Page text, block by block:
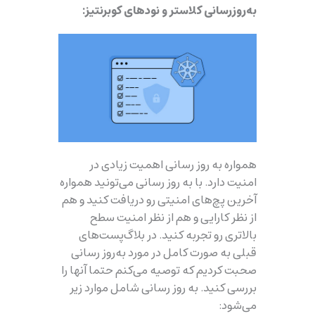
به‌روزرسانی کلاستر و نودهای کوبرنتیز:
همواره به روز رسانی اهمیت زیادی در
امنیت دارد. با به روز رسانی می‌تونید همواره
آخرین پچ‌های امنیتی رو دریافت کنید و هم
از نظر کارایی و هم از نظر امنیت سطح
بالاتری رو تجربه کنید. در بلاگ‌پست‌های
قبلی به صورت کامل در مورد به‌روز رسانی
صحبت کردیم که توصیه می‌کنم حتما آنها را
بررسی کنید. به روز رسانی شامل موارد زیر
می‌شود: